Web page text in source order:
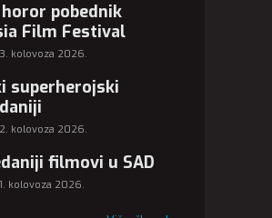
pobednik
Film Festival
kolovoza 2026.
superherojski
kolovoza 2026.
filmovi u SAD
kolovoza 2026.